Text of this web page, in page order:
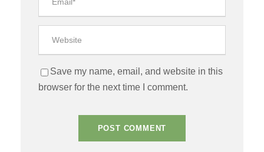
Save my name, email, and website in this
browser for the next time I comment.